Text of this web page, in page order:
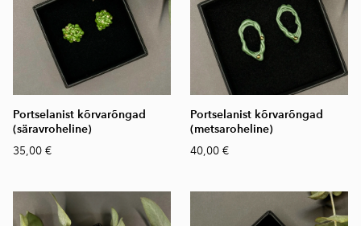
Portselanist kõrvarõngad
(säravroheline)
35,00 €
Portselanist kõrvarõngad
(metsaroheline)
40,00 €